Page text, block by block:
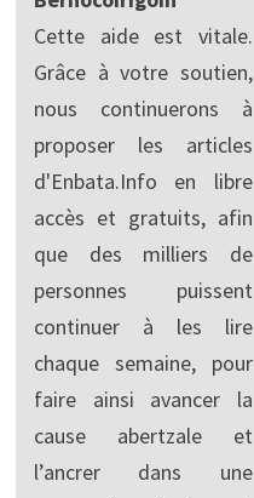
Cette aide est vitale.
Grâce à votre soutien,
nous continuerons à
proposer les articles
d'Enbata.Info en libre
accès et gratuits, afin
que des milliers de
personnes puissent
continuer à les lire
chaque semaine, pour
faire ainsi avancer la
cause abertzale et
l’ancrer dans une